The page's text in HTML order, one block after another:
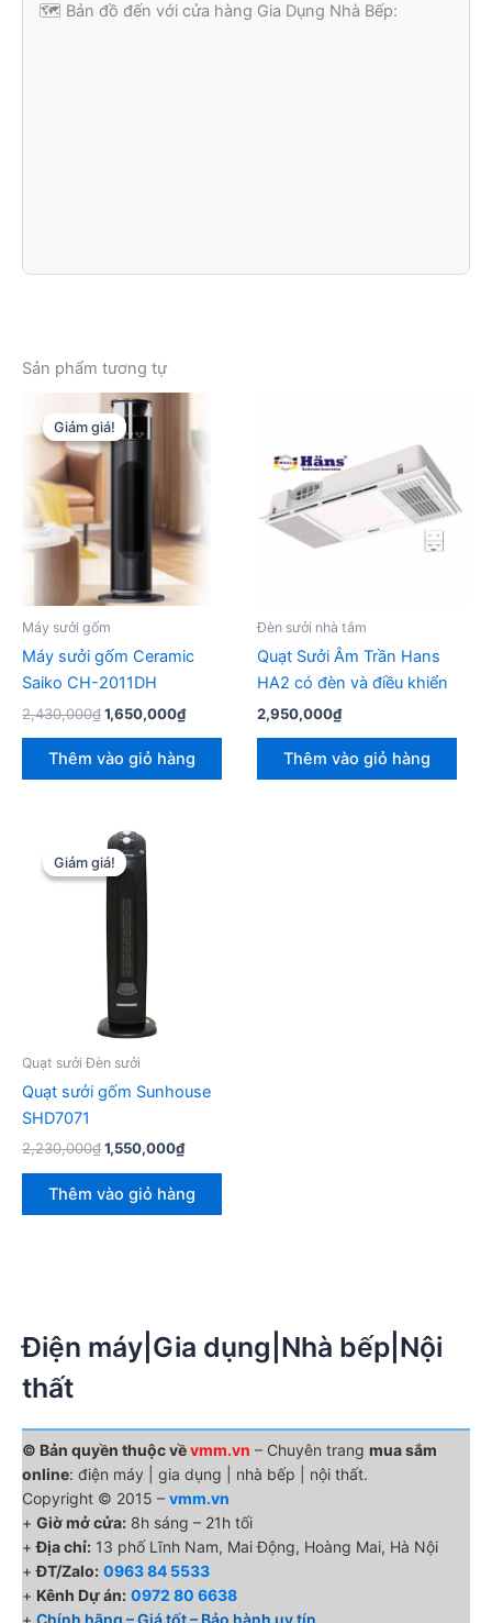
🗺️ Bản đồ đến với cửa hàng Gia Dụng Nhà Bếp:
Sản phẩm tương tự
Giảm giá!
Giảm giá!
Máy sưởi gốm
Máy sưởi gốm Ceramic
Saiko CH-2011DH
2,430,000₫Giá
là:
2,430,000₫.
1,650,000₫Giá
là:
Thêm vào giỏ hàng
Đèn sưởi nhà tắm
Quạt Sưởi Âm Trần Hans
HA2 có đèn và điều khiển
2,950,000₫
Thêm vào giỏ hàng
Giảm giá!
Giảm giá!
Quạt sưởi Đèn sưởi
Quạt sưởi gốm Sunhouse
SHD7071
2,230,000₫Giá
là:
2,230,000₫.
1,550,000₫Giá
là:
Thêm vào giỏ hàng
Điện máy|Gia dụng|Nhà bếp|Nội
thất
© Bản quyền thuộc vềvmm.vn – Chuyên trang mua sắm
online: điện máy | gia dụng | nhà bếp | nội thất.
Copyright © 2015 – vmm.vn
+ Giờ mở cửa: 8h sáng – 21h tối
+Địa chỉ: 13 phố Lĩnh Nam, Mai Động, Hoàng Mai, Hà Nội
+ĐT/Zalo: 0963 84 5533
+ Kênh Dự án: 0972 80 6638
+ Chính hãng – Giá tốt – Bảo hành uy tín.